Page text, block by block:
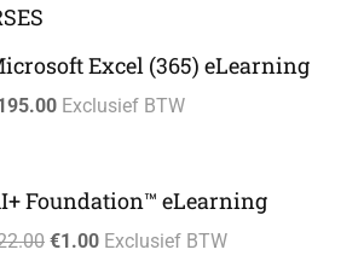
Excel (365) eLearning
Exclusief BTW
Foundation™ eLearning
€1.00 Exclusief BTW